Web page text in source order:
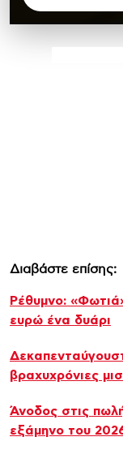
Διαβάστε επίσης:
Ρέθυμνο:
ευρώ ένα δυάρι
βραχυχρόνιες
Άνοδος στις
εξάμηνο του